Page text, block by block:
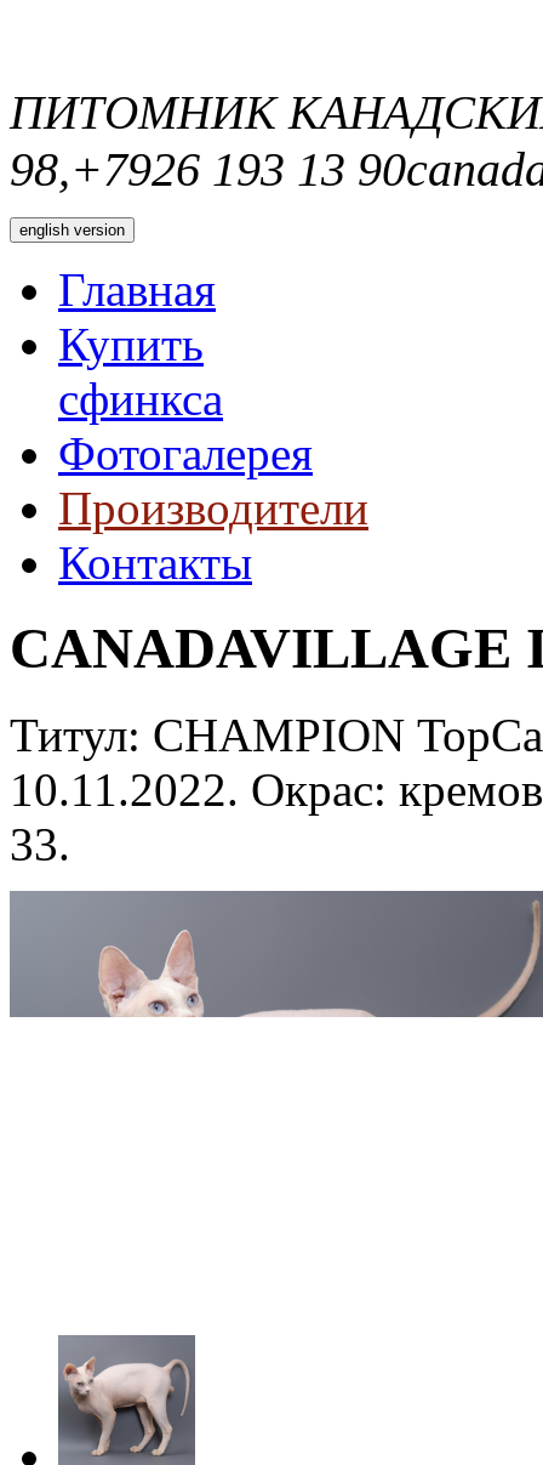
ПИТОМНИК
98,+7926 193 13 90
english version
Главная
Купить
сфинкса
Фотогалерея
Производители
Контакты
CANADAVILLAGE
Титул: CHAMPION
10.11.2022. Окрас:
33.